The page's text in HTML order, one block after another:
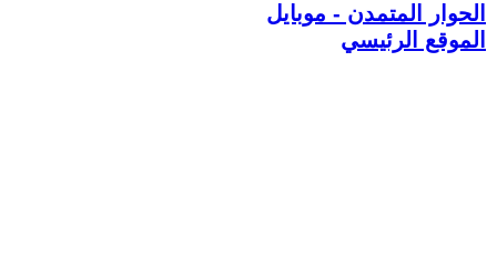
الحوار المتمدن - موبايل
الموقع الرئيسي